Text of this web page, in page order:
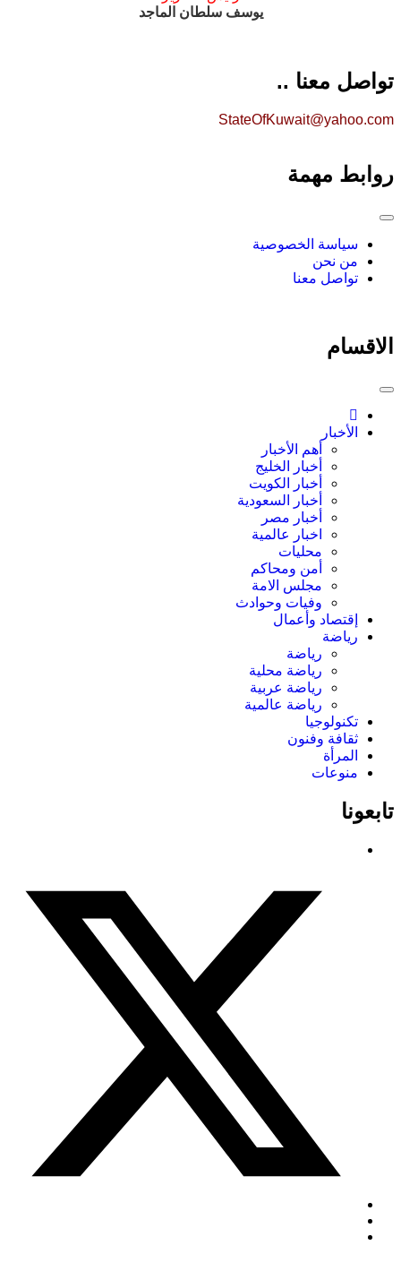
يوسف سلطان الماجد
تواصل معنا ..
StateOfKuwait@yahoo.com
روابط مهمة
سياسة الخصوصية
من نحن
تواصل معنا
الاقسام
الأخبار
أهم الأخبار
أخبار الخليج
أخبار الكويت
أخبار السعودية
أخبار مصر
اخبار عالمية
محليات
أمن ومحاكم
مجلس الامة
وفيات وحوادث
إقتصاد وأعمال
رياضة
رياضة
رياضة محلية
رياضة عربية
رياضة عالمية
تكنولوجيا
ثقافة وفنون
المرأة
منوعات
تابعونا